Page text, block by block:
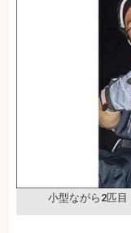
小型ながら2匹目